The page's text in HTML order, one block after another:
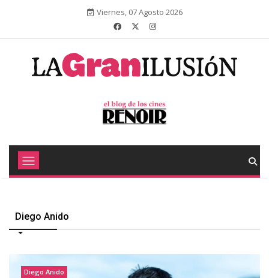
Viernes, 07 Agosto 2026
Diego Anido
Diego Anido